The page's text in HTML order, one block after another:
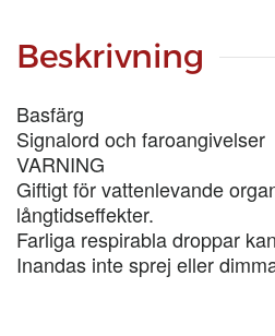
mängd
Beskrivning
Basfärg
Signalord och faroangivelser
VARNING
Giftigt för vattenlevande
långtidseffekter.
Farliga respirabla droppar
Inandas inte sprej eller